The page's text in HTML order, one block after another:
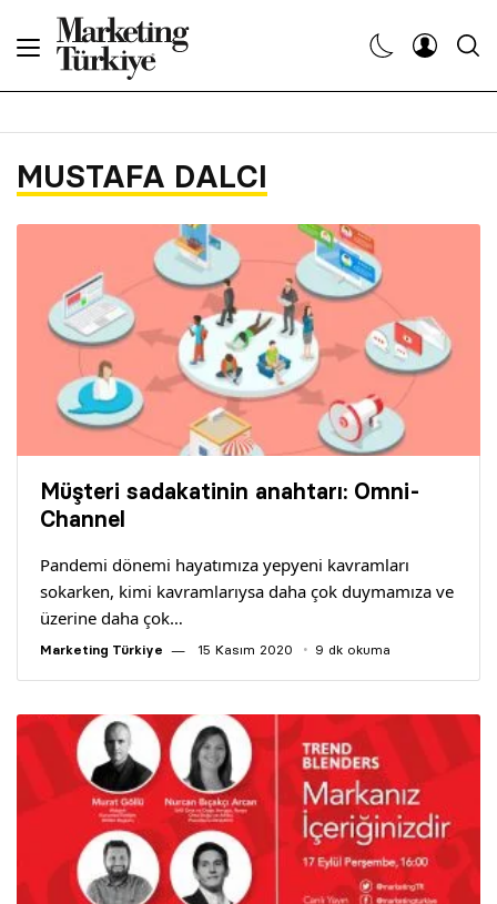
MUSTAFA DALCI
Müşteri sadakatinin anahtarı: Omni-
Channel
Pandemi dönemi hayatımıza yepyeni kavramları
sokarken, kimi kavramlarıysa daha çok duymamıza ve
üzerine daha çok…
Marketing Türkiye 15 Kasım 2020 9 dk okuma
Dergiler
Etkinlikler
Söyleşiler
Kariyer
Yazarlar
Araştırma